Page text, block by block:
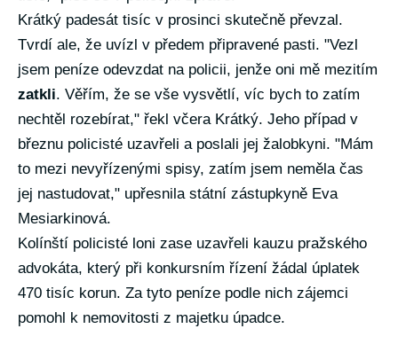
Krátký padesát tisíc v prosinci skutečně převzal.
Tvrdí ale, že uvízl v předem připravené pasti. "Vezl
jsem peníze odevzdat na policii, jenže oni mě mezitím
zatkli. Věřím, že se vše vysvětlí, víc bych to zatím
nechtěl rozebírat," řekl včera Krátký. Jeho případ v
březnu policisté uzavřeli a poslali jej žalobkyni. "Mám
to mezi nevyřízenými spisy, zatím jsem neměla čas
jej nastudovat," upřesnila státní zástupkyně Eva
Mesiarkinová.
Kolínští policisté loni zase uzavřeli kauzu pražského
advokáta, který při konkursním řízení žádal úplatek
470 tisíc korun. Za tyto peníze podle nich zájemci
pomohl k nemovitosti z majetku úpadce.